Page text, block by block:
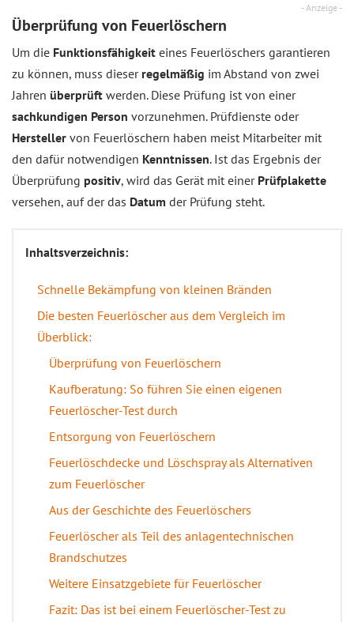
- Anzeige -
Überprüfung von Feuerlöschern
Um die Funktionsfähigkeit eines Feuerlöschers garantieren
zu können, muss dieser regelmäßig im Abstand von zwei
Jahren überprüft werden. Diese Prüfung ist von einer
sachkundigen Person vorzunehmen. Prüfdienste oder
Hersteller von Feuerlöschern haben meist Mitarbeiter mit
den dafür notwendigen Kenntnissen. Ist das Ergebnis der
Überprüfung positiv, wird das Gerät mit einer Prüfplakette
versehen, auf der das Datum der Prüfung steht.
Inhaltsverzeichnis:
Schnelle Bekämpfung von kleinen Bränden
Die besten Feuerlöscher aus dem Vergleich im
Überblick:
Überprüfung von Feuerlöschern
Kaufberatung: So führen Sie einen eigenen
Feuerlöscher-Test durch
Entsorgung von Feuerlöschern
Feuerlöschdecke und Löschspray als Alternativen
zum Feuerlöscher
Aus der Geschichte des Feuerlöschers
Feuerlöscher als Teil des anlagentechnischen
Brandschutzes
Weitere Einsatzgebiete für Feuerlöscher
Fazit: Das ist bei einem Feuerlöscher-Test zu